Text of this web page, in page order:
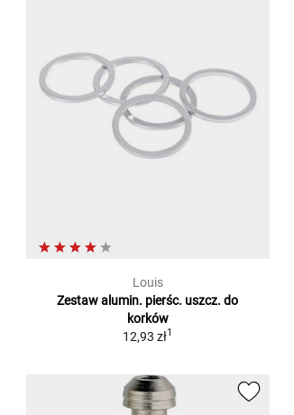
Louis
Zestaw alumin. pierśc. uszcz. do
korków
12,93 zł1